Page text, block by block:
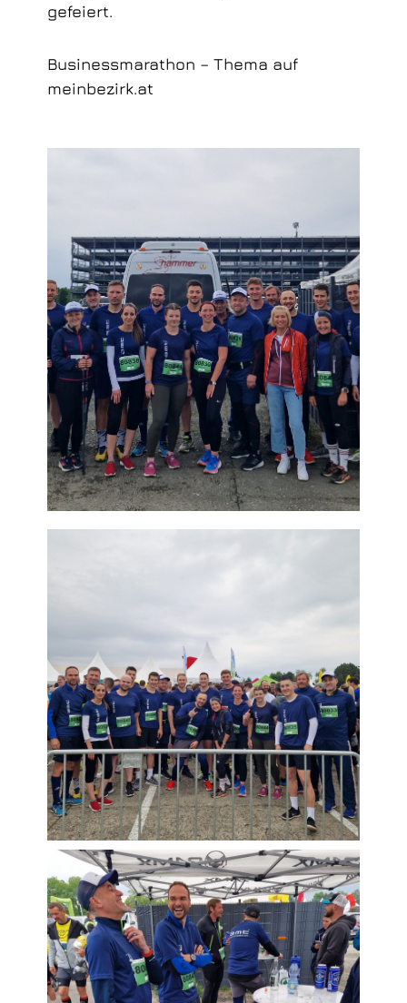
gefeiert.
Businessmarathon – Thema auf
meinbezirk.at